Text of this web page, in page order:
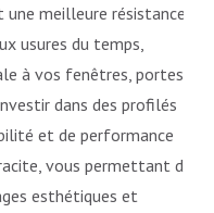
meilleure résistance
usures du temps,
à vos fenêtres, portes
dans des profilés
et de performance
vous permettant de
esthétiques et